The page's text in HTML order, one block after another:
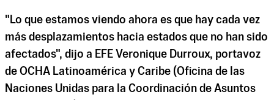
"Lo que estamos viendo ahora es que hay cada vez
más desplazamientos hacia estados que no han sido
afectados", dijo a EFE Veronique Durroux, portavoz
de OCHA Latinoamérica y Caribe (Oficina de las
Naciones Unidas para la Coordinación de Asuntos